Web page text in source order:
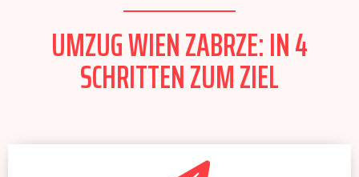
UMZUG WIEN ZABRZE: IN 4
SCHRITTEN ZUM ZIEL